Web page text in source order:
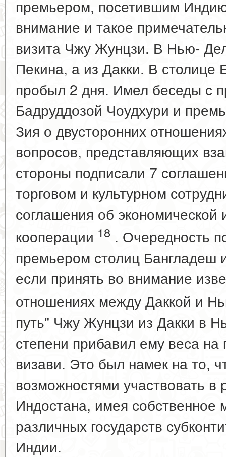
премьером, посетившим
внимание и такое
визита Чжу Жунцзи. В Нью-
Пекина, а из Дакки. В
пробыл 2 дня. Имел беседы с
Бадруддозой Чоудхури и
Зия о двусторонних
вопросов, представляющих
стороны подписали 7
торговом и культурном
соглашения об экономической
кооперации 18 . Очередность
премьером столиц Бангладеш
если принять во внимание
отношениях между Даккой и
путь" Чжу Жунцзи из Дакки в
степени прибавил ему веса на
визави. Это был намек на то,
возможностями участвовать
Индостана, имея собственное
различных государств
Индии.